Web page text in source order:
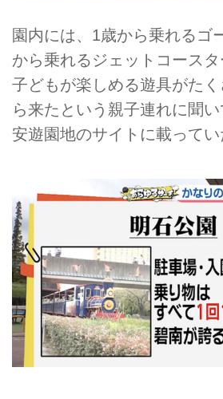
園内には、1歳から乗れるゴ
から乗れるジェットコース
子どもが楽しめる遊具がた
ら来たという親子連れに聞
安遊園地のサイトに載ってい